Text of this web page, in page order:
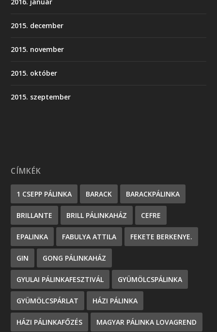
2015. december
2015. november
2015. október
2015. szeptember
CÍMKÉK
1 CSEPP PÁLINKA BARACK BARACKPÁLINKA
BRILLANTE BRILL PÁLINKAHÁZ CEFRE
EPALINKA FABULYA ATTILA FEKETE BERKENYE.
GIN GONG PÁLINKAHÁZ
GYULAI PÁLINKAFESZTIVÁL GYÜMÖLCSPÁLINKA
GYÜMÖLCSPÁRLAT HÁZI PÁLINKA
HÁZI PÁLINKAFŐZÉS MAGYAR PÁLINKA LOVAGREND